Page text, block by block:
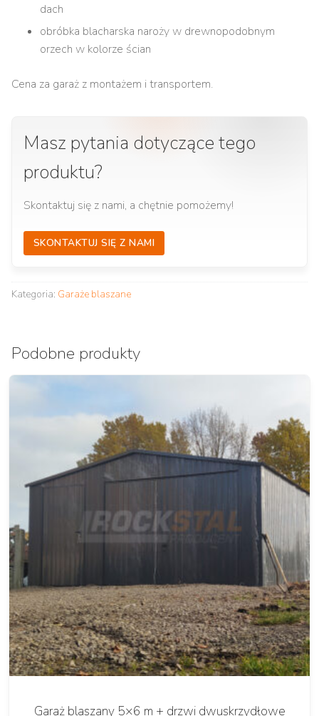
dach
obróbka blacharska naroży w drewnopodobnym
orzech w kolorze ścian
Cena za garaż z montażem i transportem.
Masz pytania dotyczące tego
produktu?
Skontaktuj się z nami, a chętnie pomożemy!
SKONTAKTUJ SIĘ Z NAMI
Kategoria: Garaże blaszane
Podobne produkty
Garaż blaszany 5×6 m + drzwi dwuskrzydłowe